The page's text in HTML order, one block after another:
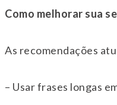
Como melhorar sua
As recomendações
– Usar frases longas